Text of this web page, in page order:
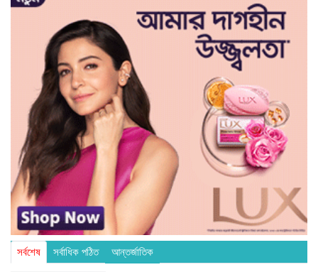
সর্বশেষ সর্বাধিক পঠিত আন্তর্জাতিক